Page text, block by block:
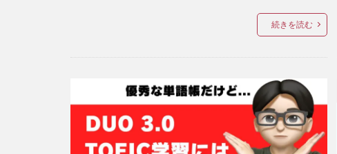
続きを読む